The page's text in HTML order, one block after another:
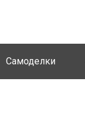
Самоделки